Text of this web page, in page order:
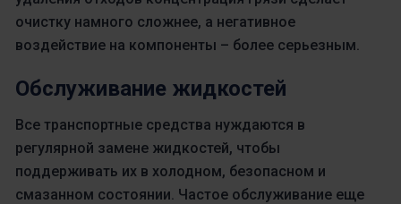
очистку намного сложнее, а негативное
воздействие на компоненты – более серьезным.
Обслуживание жидкостей
Все транспортные средства нуждаются в
регулярной замене жидкостей, чтобы
поддерживать их в холодном, безопасном и
смазанном состоянии. Частое обслуживание еще